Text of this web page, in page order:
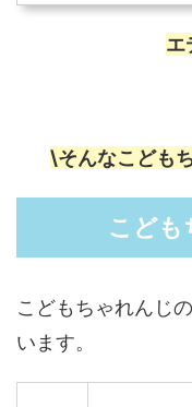
エ
\そんなこども
こども
こどもちゃれんじ
います。